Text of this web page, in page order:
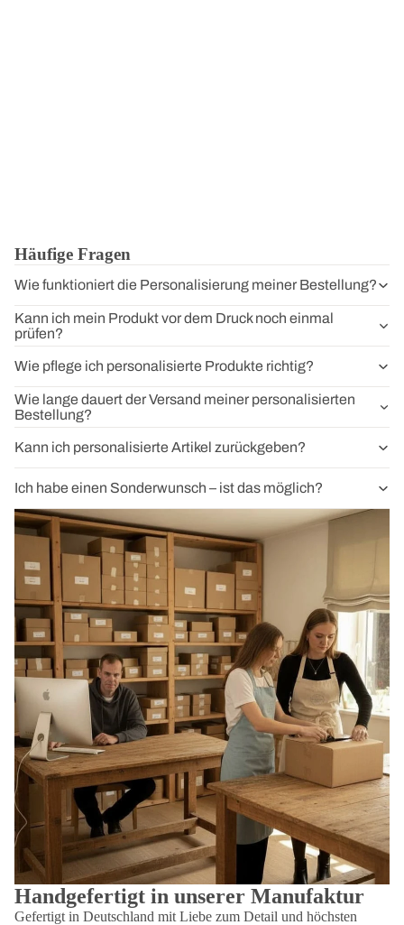
Häufige Fragen
Wie funktioniert die Personalisierung meiner Bestellung?
Kann ich mein Produkt vor dem Druck noch einmal
prüfen?
Wie pflege ich personalisierte Produkte richtig?
Wie lange dauert der Versand meiner personalisierten
Bestellung?
Kann ich personalisierte Artikel zurückgeben?
Ich habe einen Sonderwunsch – ist das möglich?
Handgefertigt in unserer Manufaktur
Gefertigt in Deutschland mit Liebe zum Detail und höchsten